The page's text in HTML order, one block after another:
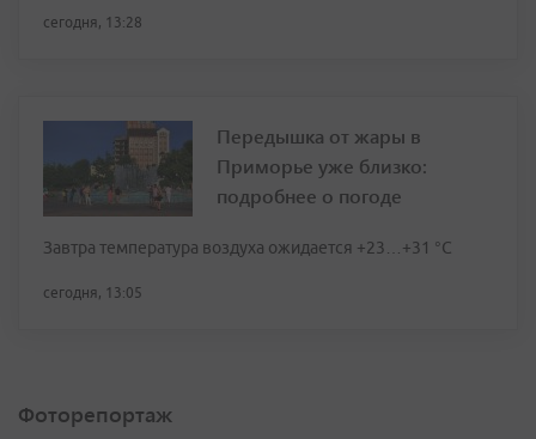
сегодня, 13:28
Передышка от жары в
Приморье уже близко:
подробнее о погоде
Завтра температура воздуха ожидается +23…+31 °C
сегодня, 13:05
Фоторепортаж